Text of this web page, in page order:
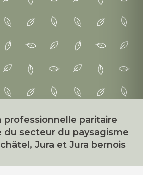
professionnelle paritaire
du secteur du paysagisme
Jura et Jura bernois